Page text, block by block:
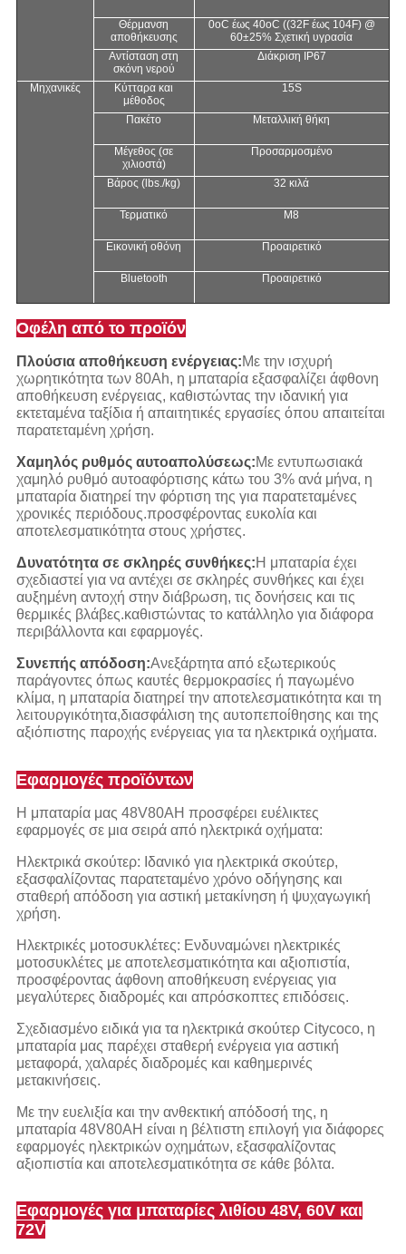
Θέρμανση
αποθήκευσης
0oC έως 40oC ((32F έως 104F) @
60±25% Σχετική υγρασία
Αντίσταση στη
σκόνη νερού
Διάκριση IP67
Μηχανικές
Κύτταρα και
μέθοδος
15S
Πακέτο Μεταλλική θήκη
Μέγεθος (σε
χιλιοστά)
Προσαρμοσμένο
Βάρος (lbs./kg) 32 κιλά
Τερματικό M8
Εικονική οθόνη Προαιρετικό
Bluetooth Προαιρετικό
Οφέλη από το προϊόν
Πλούσια αποθήκευση ενέργειας:Με την ισχυρή
χωρητικότητα των 80Ah, η μπαταρία εξασφαλίζει άφθονη
αποθήκευση ενέργειας, καθιστώντας την ιδανική για
εκτεταμένα ταξίδια ή απαιτητικές εργασίες όπου απαιτείται
παρατεταμένη χρήση.
Χαμηλός ρυθμός αυτοαπολύσεως:Με εντυπωσιακά
χαμηλό ρυθμό αυτοαφόρτισης κάτω του 3% ανά μήνα, η
μπαταρία διατηρεί την φόρτιση της για παρατεταμένες
χρονικές περιόδους.προσφέροντας ευκολία και
αποτελεσματικότητα στους χρήστες.
Δυνατότητα σε σκληρές συνθήκες:Η μπαταρία έχει
σχεδιαστεί για να αντέχει σε σκληρές συνθήκες και έχει
αυξημένη αντοχή στην διάβρωση, τις δονήσεις και τις
θερμικές βλάβες.καθιστώντας το κατάλληλο για διάφορα
περιβάλλοντα και εφαρμογές.
Συνεπής απόδοση:Ανεξάρτητα από εξωτερικούς
παράγοντες όπως καυτές θερμοκρασίες ή παγωμένο
κλίμα, η μπαταρία διατηρεί την αποτελεσματικότητα και τη
λειτουργικότητα,διασφάλιση της αυτοπεποίθησης και της
αξιόπιστης παροχής ενέργειας για τα ηλεκτρικά οχήματα.
Εφαρμογές προϊόντων
Η μπαταρία μας 48V80AH προσφέρει ευέλικτες
εφαρμογές σε μια σειρά από ηλεκτρικά οχήματα:
Ηλεκτρικά σκούτερ: Ιδανικό για ηλεκτρικά σκούτερ,
εξασφαλίζοντας παρατεταμένο χρόνο οδήγησης και
σταθερή απόδοση για αστική μετακίνηση ή ψυχαγωγική
χρήση.
Ηλεκτρικές μοτοσυκλέτες: Ενδυναμώνει ηλεκτρικές
μοτοσυκλέτες με αποτελεσματικότητα και αξιοπιστία,
προσφέροντας άφθονη αποθήκευση ενέργειας για
μεγαλύτερες διαδρομές και απρόσκοπτες επιδόσεις.
Σχεδιασμένο ειδικά για τα ηλεκτρικά σκούτερ Citycoco, η
μπαταρία μας παρέχει σταθερή ενέργεια για αστική
μεταφορά, χαλαρές διαδρομές και καθημερινές
μετακινήσεις.
Με την ευελιξία και την ανθεκτική απόδοσή της, η
μπαταρία 48V80AH είναι η βέλτιστη επιλογή για διάφορες
εφαρμογές ηλεκτρικών οχημάτων, εξασφαλίζοντας
αξιοπιστία και αποτελεσματικότητα σε κάθε βόλτα.
Εφαρμογές για μπαταρίες λιθίου 48V, 60V και
72V